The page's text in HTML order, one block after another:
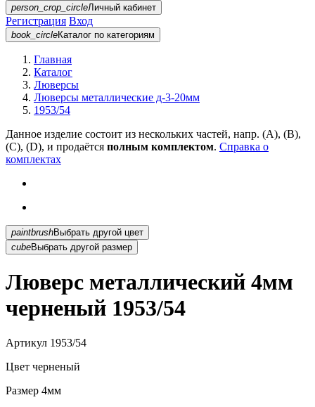
person_crop_circleЛичный кабинет
Регистрация Вход
book_circleКаталог по категориям
Главная
Каталог
Люверсы
Люверсы металлические д-3-20мм
1953/54
Данное изделие состоит из нескольких частей, напр. (А), (B),
(С), (D), и продаётся полным комплектом. Справка о
комплектах
paintbrush
Выбрать другой цвет
cubeВыбрать другой размер
Люверс металлический 4мм
черненый 1953/54
Артикул 1953/54
Цвет черненый
Размер 4мм